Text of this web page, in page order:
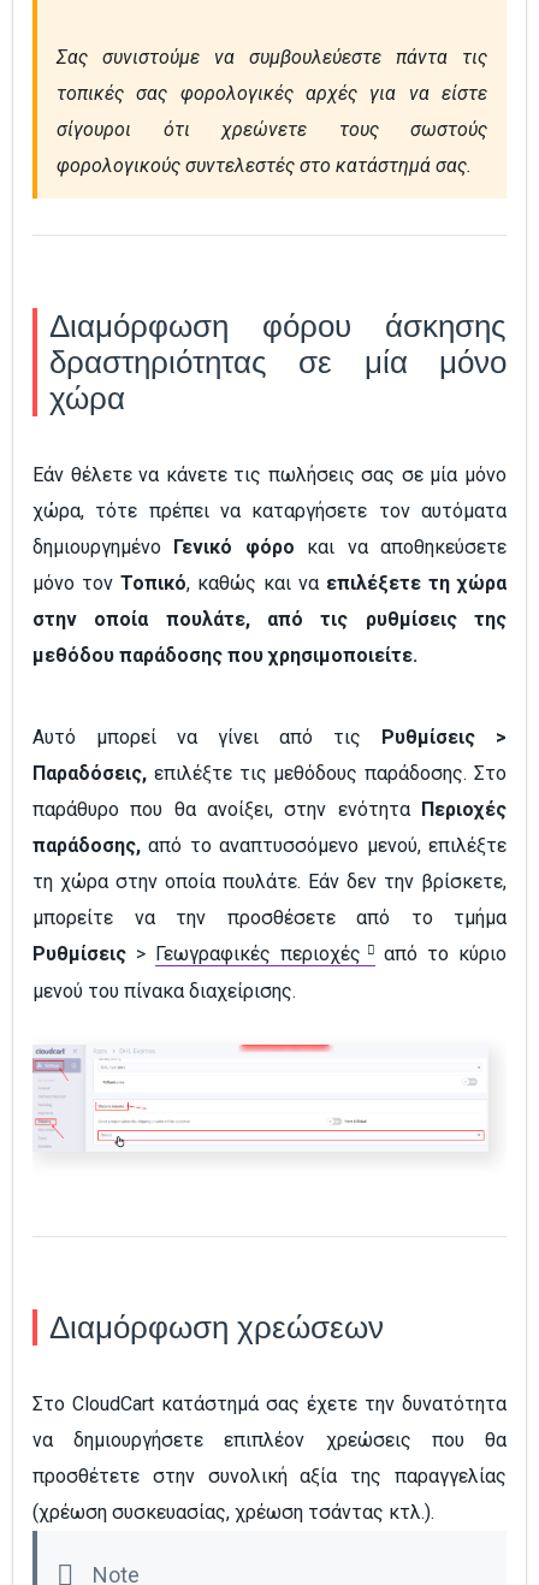
Σας συνιστούμε να συμβουλεύεστε πάντα τις
τοπικές σας φορολογικές αρχές για να είστε
σίγουροι ότι χρεώνετε τους σωστούς
φορολογικούς συντελεστές στο κατάστημά σας.
Διαμόρφωση φόρου άσκησης
δραστηριότητας σε μία μόνο
χώρα
Εάν θέλετε να κάνετε τις πωλήσεις σας σε μία μόνο
χώρα, τότε πρέπει να καταργήσετε τον αυτόματα
δημιουργημένο
Γενικό φόρο και να αποθηκεύσετε
μόνο τον Τοπικό, καθώς και να επιλέξετε τη χώρα
στην οποία πουλάτε, από τις ρυθμίσεις της
μεθόδου παράδοσης που χρησιμοποιείτε.
Αυτό μπορεί να γίνει από τις Ρυθμίσεις >
Παραδόσεις, επιλέξτε τις μεθόδους παράδοσης. Στο
παράθυρο που θα ανοίξει, στην ενότητα
Περιοχές
παράδοσης, από το αναπτυσσόμενο μενού, επιλέξτε
τη χώρα στην οποία πουλάτε. Εάν δεν την βρίσκετε,
μπορείτε να την προσθέσετε από το τμήμα
Ρυθμίσεις > Γεωγραφικές περιοχές
από το κύριο
μενού του πίνακα διαχείρισης.
Διαμόρφωση χρεώσεων
Στο CloudCart κατάστημά σας έχετε την δυνατότητα
να δημιουργήσετε επιπλέον χρεώσεις που θα
προσθέτετε στην συνολική αξία της παραγγελίας
(χρέωση συσκευασίας, χρέωση τσάντας κτλ.).